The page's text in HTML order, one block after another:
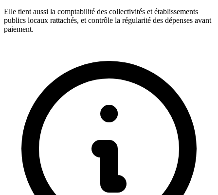
Elle tient aussi la comptabilité des collectivités et établissements
publics locaux rattachés, et contrôle la régularité des dépenses avant
paiement.